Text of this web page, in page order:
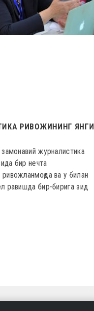
РИВОЖИНИНГ ЯНГИ
замонавий журналистика
бир нечта
ва у билан
равишда бир-бирига зид